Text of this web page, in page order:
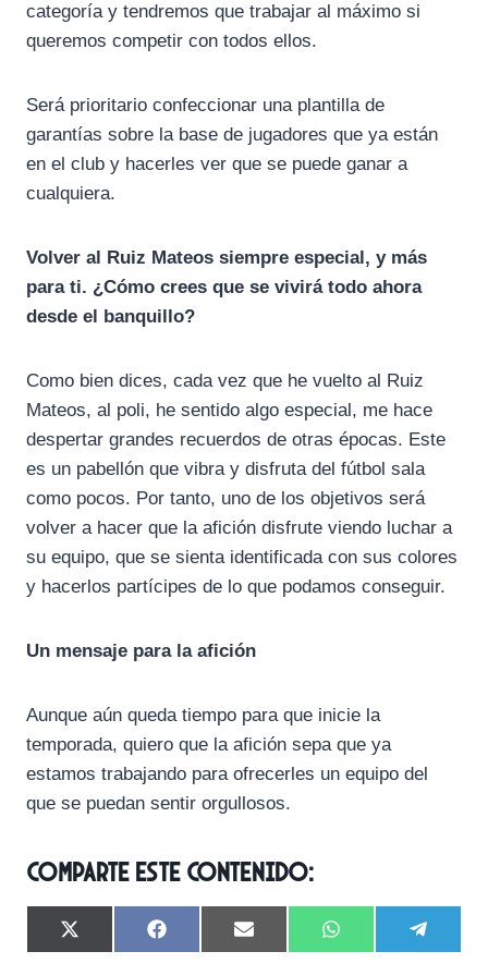
categoría y tendremos que trabajar al máximo si
queremos competir con todos ellos.
Será prioritario confeccionar una plantilla de
garantías sobre la base de jugadores que ya están
en el club y hacerles ver que se puede ganar a
cualquiera.
Volver al Ruiz Mateos siempre especial, y más
para ti. ¿Cómo crees que se vivirá todo ahora
desde el banquillo?
Como bien dices, cada vez que he vuelto al Ruiz
Mateos, al poli, he sentido algo especial, me hace
despertar grandes recuerdos de otras épocas. Este
es un pabellón que vibra y disfruta del fútbol sala
como pocos. Por tanto, uno de los objetivos será
volver a hacer que la afición disfrute viendo luchar a
su equipo, que se sienta identificada con sus colores
y hacerlos partícipes de lo que podamos conseguir.
Un mensaje para la afición
Aunque aún queda tiempo para que inicie la
temporada, quiero que la afición sepa que ya
estamos trabajando para ofrecerles un equipo del
que se puedan sentir orgullosos.
Comparte este contenido:
C
o
X
(
C
o
F
a
C
o
E
m
C
o
W
h
C
o
e